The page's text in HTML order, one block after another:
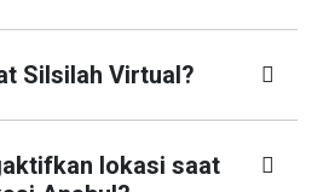
Silsilah Virtual?
lokasi saat